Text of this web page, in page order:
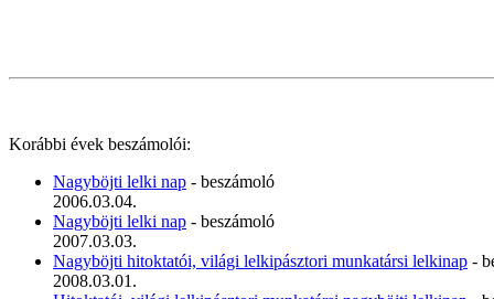
Korábbi évek beszámolói:
Nagyböjti lelki nap - beszámoló
2006.03.04.
Nagyböjti lelki nap - beszámoló
2007.03.03.
Nagyböjti hitoktatói, világi lelkipásztori munkatársi lelkinap -
2008.03.01.